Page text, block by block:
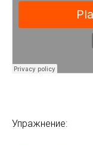
Упражнение: